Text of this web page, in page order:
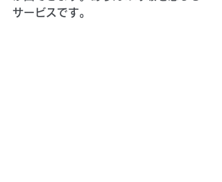
サービスです。